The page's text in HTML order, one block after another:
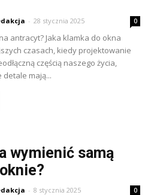
- 28 stycznia 2025 0
antracyt? Jaka klamka do okna
czasach, kiedy projektowanie
częścią naszego życia,
mają...
wymienić samą
- 8 stycznia 2025 0